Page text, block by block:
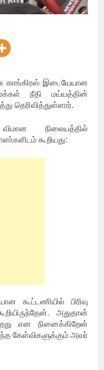
காங்கிரஸ் இடையேயான
மக்கள் நீதி மய்யத்தின்
தெரிவித்துள்ளார்.
நிலையத்தில்
கூறியது:
கூட்டணியில் பிரிவு
அதுதான்
என நினைக்கிறேன்
கேள்விகளுக்கும் அவர்